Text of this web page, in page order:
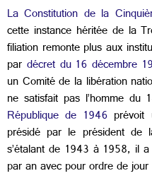
La Constitution de la
cette instance héritée de la
filiation remonte plus aux
par décret du 16 décembre
un Comité de la libération
ne satisfait pas l’homme du
République de 1946prévoit
présidé par le président de
s’étalant de 1943 à 1958, il
par an avec pour ordre de